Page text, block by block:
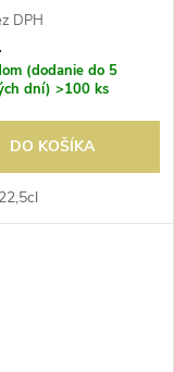
DPH
(dodanie do 5
dní) >100 ks
DO KOŠÍKA